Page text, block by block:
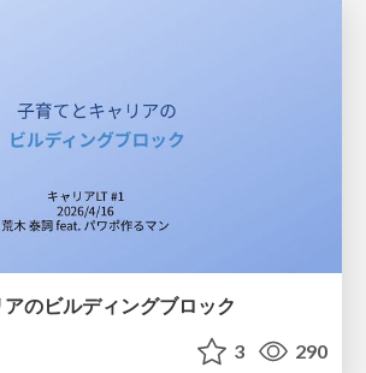
のビルディングブロック
3 290